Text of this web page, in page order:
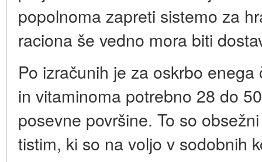
popolnoma zapreti sistemo za
raciona še vedno mora biti
Po izračunih je za oskrbo
in vitaminoma potrebno 28 do
posevne površine. To so
tistim, ki so na voljo v sodobnih